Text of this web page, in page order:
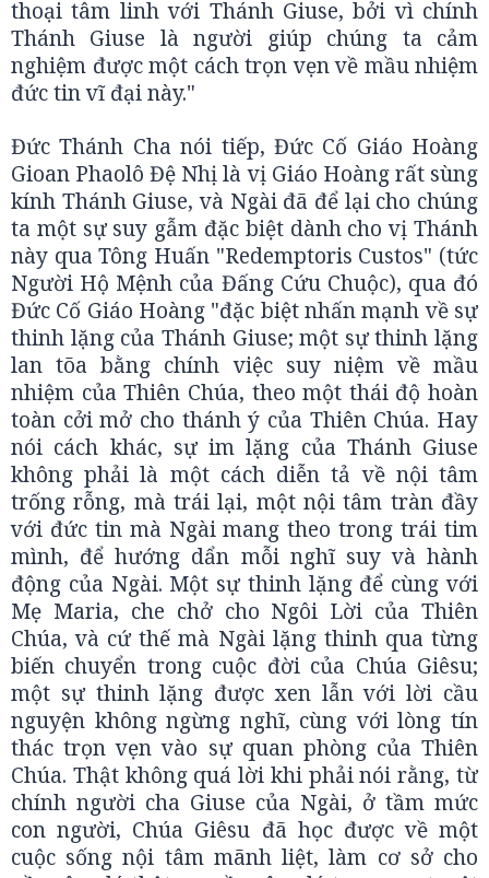
thoại tâm linh với Thánh Giuse, bởi vì chính
Thánh Giuse là người giúp chúng ta cảm
nghiệm được một cách trọn vẹn về mầu nhiệm
đức tin vĩ đại này."
Đức Thánh Cha nói tiếp, Đức Cố Giáo Hoàng
Gioan Phaolô Đệ Nhị là vị Giáo Hoàng rất sùng
kính Thánh Giuse, và Ngài đã để lại cho chúng
ta một sự suy gẫm đặc biệt dành cho vị Thánh
này qua Tông Huấn "Redemptoris Custos" (tức
Người Hộ Mệnh của Đấng Cứu Chuộc), qua đó
Đức Cố Giáo Hoàng "đặc biệt nhấn mạnh về sự
thinh lặng của Thánh Giuse; một sự thinh lặng
lan tõa bằng chính việc suy niệm về mầu
nhiệm của Thiên Chúa, theo một thái độ hoàn
toàn cởi mở cho thánh ý của Thiên Chúa. Hay
nói cách khác, sự im lặng của Thánh Giuse
không phải là một cách diễn tả về nội tâm
trống rỗng, mà trái lại, một nội tâm tràn đầy
với đức tin mà Ngài mang theo trong trái tim
mình, để hướng dẩn mỗi nghĩ suy và hành
động của Ngài. Một sự thinh lặng để cùng với
Mẹ Maria, che chở cho Ngôi Lời của Thiên
Chúa, và cứ thế mà Ngài lặng thinh qua từng
biến chuyển trong cuộc đời của Chúa Giêsu;
một sự thinh lặng được xen lẫn với lời cầu
nguyện không ngừng nghĩ, cùng với lòng tín
thác trọn vẹn vào sự quan phòng của Thiên
Chúa. Thật không quá lời khi phải nói rằng, từ
chính người cha Giuse của Ngài, ở tầm mức
con người, Chúa Giêsu đã học được về một
cuộc sống nội tâm mãnh liệt, làm cơ sở cho